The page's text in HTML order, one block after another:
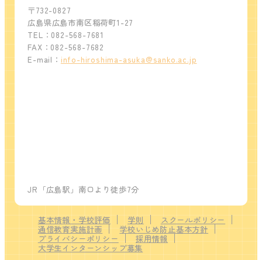
〒732-0827
広島県広島市南区稲荷町1-27
TEL：082-568-7681
FAX：082-568-7682
E-mail： info-hiroshima-asuka@sanko.ac.jp
JR「広島駅」南口より徒歩7分
基本情報・学校評価 学則
スクールポリシー
通信教育実施計画
学校いじめ防止基本方針
プライバシーポリシー
採用情報
大学生インターンシップ募集